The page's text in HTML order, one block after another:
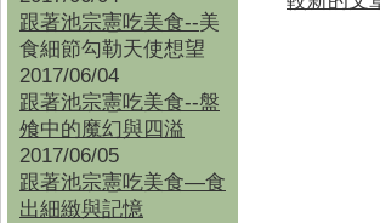
跟著池宗憲吃美食--美
食細節勾勒天使想望
2017/06/04
跟著池宗憲吃美食--盤
飧中的魔幻與四溢
2017/06/05
跟著池宗憲吃美食—食
出細緻與記憶